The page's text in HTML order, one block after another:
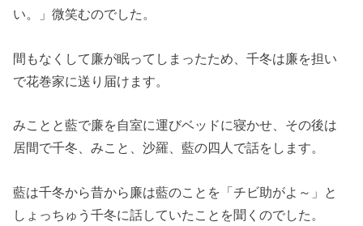
い。」微笑むのでした。
間もなくして廉が眠ってしまったため、千冬は廉を担い
で花巻家に送り届けます。
みことと藍で廉を自室に運びベッドに寝かせ、その後は
居間で千冬、みこと、沙羅、藍の四人で話をします。
藍は千冬から昔から廉は藍のことを「チビ助がよ～」と
しょっちゅう千冬に話していたことを聞くのでした。